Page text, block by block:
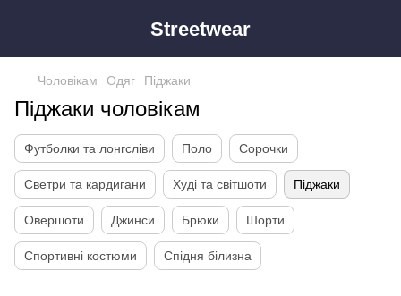
Streetwear
Чоловікам Одяг Піджаки
Піджаки чоловікам
Футболки та лонгсліви Поло Сорочки
Светри та кардигани Худі та світшоти Піджаки
Овершоти Джинси Брюки Шорти
Спортивні костюми Спідня білизна